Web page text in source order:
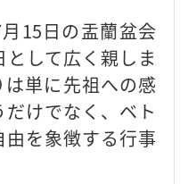
15日の盂蘭盆会
して広く親しま
単に先祖への感
けでなく、ベト
を象徴する行事